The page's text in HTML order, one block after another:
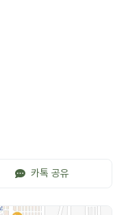
카톡 공유